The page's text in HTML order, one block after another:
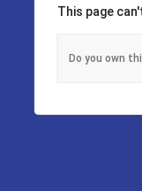
This page
Do you own